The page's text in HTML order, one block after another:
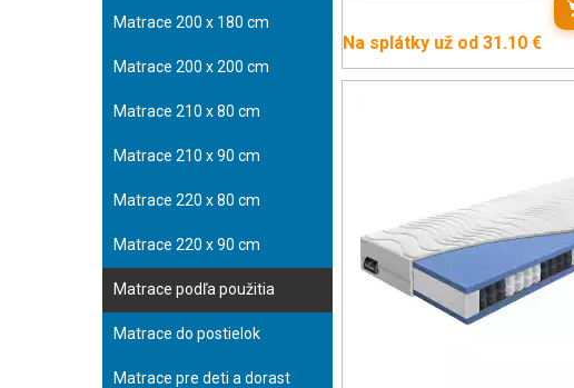
Matrace 200 x 180 cm
Matrace 200 x 200 cm
Matrace 210 x 80 cm
Matrace 210 x 90 cm
Matrace 220 x 80 cm
Matrace 220 x 90 cm
Matrace podľa použitia
Matrace do postielok
Matrace pre deti a dorast
Na splátky už od 31.10 €